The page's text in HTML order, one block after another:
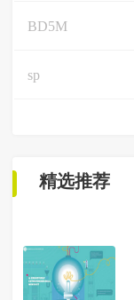
BD5M
sp
精选推荐